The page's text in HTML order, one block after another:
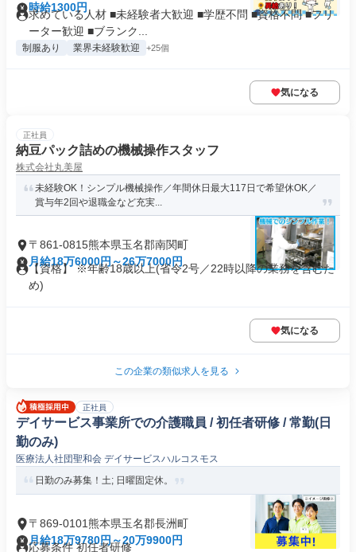
時給1300円
求めている人材 ■未経験者大歓迎 ■学歴不問 ■資格不問 ■フリ
ーター歓迎 ■ブランク...
制服あり 業界未経験歓迎 +25個
気になる
正社員
納豆パック詰めの機械操作スタッフ
株式会社丸美屋
未経験OK！シンプル機械操作／年間休日最大117日で希望休OK／
賞与年2回や退職金など充実...
〒861-0815熊本県玉名郡南関町
月給18万6000円～26万7000円
【資格】 ※年齢18歳以上(省令2号／22時以降の業務を含むた
め)
気になる
この企業の類似求人を見る
正社員
デイサービス事業所での介護職員 / 初任者研修 / 常勤(日
勤のみ)
医療法人社団聖和会 デイサービスハルコスモス
日勤のみ募集！土; 日曜固定休。
〒869-0101熊本県玉名郡長洲町
月給18万9780円～20万9900円
応募条件 初任者研修